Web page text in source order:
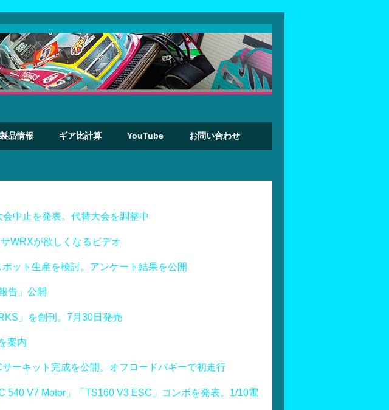
品情報 ギア比計算 YouTube お問い合わせ
中止を発表。代替大会を調整中
WRXが欲しくなるビデオ
ット生産を検討。アンケート結果を公開
告」公開
」を創刊。7月30日発売
案内
ーキット完成を公開。オフロードバギーで初走行
540 V7 Motor」「TS160 V3 ESC」コンボを発表。1/10電